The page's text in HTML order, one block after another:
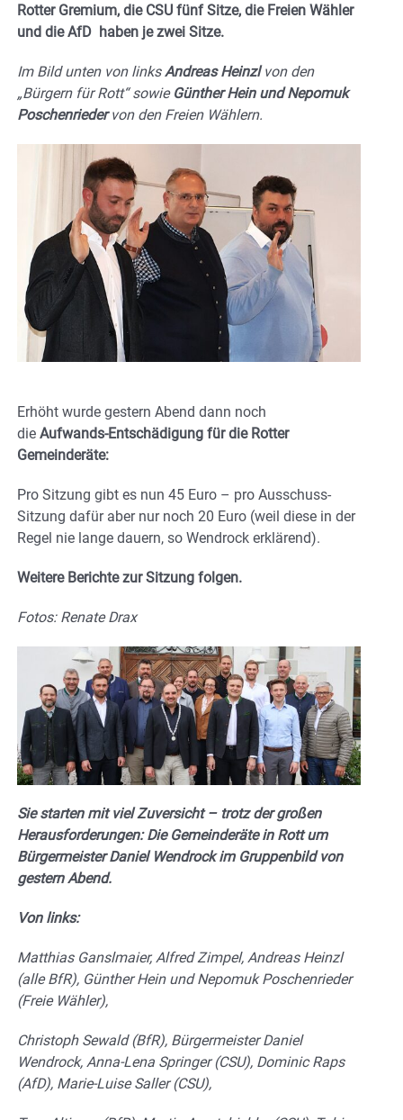
Rotter Gremium, die CSU fünf Sitze, die Freien Wähler
und die AfD haben je zwei Sitze.
Im Bild unten von linksAndreas Heinzlvon den
„Bürgern für Rott“ sowie Günther Hein und Nepomuk
Poschenriedervon den Freien Wählern.
Erhöht wurde gestern Abend dann noch
die Aufwands-Entschädigung für die Rotter
Gemeinderäte:
Pro Sitzung gibt es nun 45 Euro – pro Ausschuss-
Sitzung dafür aber nur noch 20 Euro (weil diese in der
Regel nie lange dauern, so Wendrock erklärend).
Weitere Berichte zur Sitzung folgen.
Fotos: Renate Drax
Sie starten mit viel Zuversicht – trotz der großen
Herausforderungen: Die Gemeinderäte in Rott um
Bürgermeister Daniel Wendrock im Gruppenbild von
gestern Abend.
Von links:
Matthias Ganslmaier, Alfred Zimpel, Andreas Heinzl
(alle BfR), Günther Hein und Nepomuk Poschenrieder
(Freie Wähler),
Christoph Sewald (BfR), Bürgermeister Daniel
Wendrock, Anna-Lena Springer (CSU), Dominic Raps
(AfD), Marie-Luise Saller (CSU),